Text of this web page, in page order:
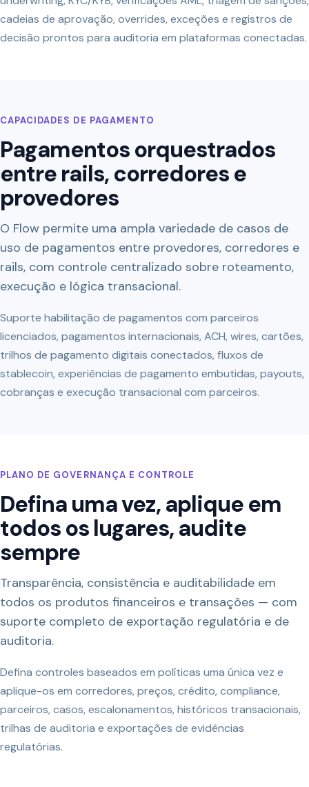
cadeias de aprovação, overrides, exceções e registros de
decisão prontos para auditoria em plataformas conectadas.
CAPACIDADES DE PAGAMENTO
Pagamentos orquestrados
entre rails, corredores e
provedores
O Flow permite uma ampla variedade de casos de
uso de pagamentos entre provedores, corredores e
rails, com controle centralizado sobre roteamento,
execução e lógica transacional.
Suporte habilitação de pagamentos com parceiros
licenciados, pagamentos internacionais, ACH, wires, cartões,
trilhos de pagamento digitais conectados, fluxos de
stablecoin, experiências de pagamento embutidas, payouts,
cobranças e execução transacional com parceiros.
PLANO DE GOVERNANÇA E CONTROLE
Defina uma vez, aplique em
todos os lugares, audite
sempre
Transparência, consistência e auditabilidade em
todos os produtos financeiros e transações — com
suporte completo de exportação regulatória e de
auditoria.
Defina controles baseados em políticas uma única vez e
aplique-os em corredores, preços, crédito, compliance,
parceiros, casos, escalonamentos, históricos transacionais,
trilhas de auditoria e exportações de evidências
regulatórias.